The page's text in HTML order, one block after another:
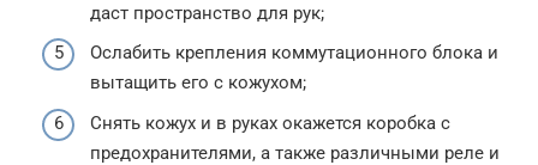
даст пространство для рук;
Ослабить крепления коммутационного блока и
вытащить его с кожухом;
Снять кожух и в руках окажется коробка с
предохранителями, а также различными реле и